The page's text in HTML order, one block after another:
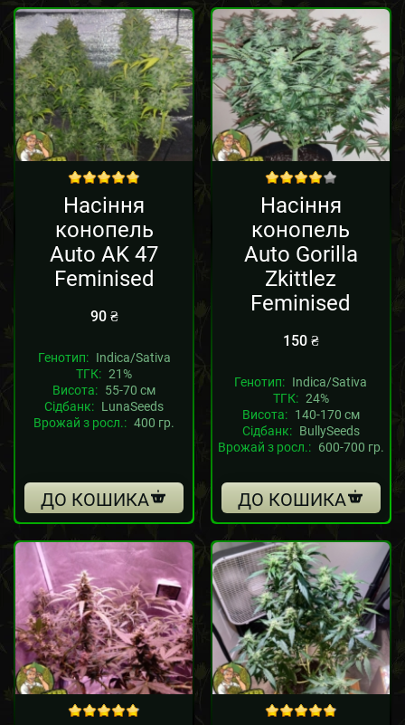
Насіння
конопель
Auto AK 47
Feminised
90 ₴
Генотип: Indica/Sativa
ТГК: 21%
Висота: 55-70 см
Сідбанк: LunaSeeds
Врожай з росл.: 400 гр.
ДО КОШИКА
Насіння
конопель
Auto Gorilla
Zkittlez
Feminised
150 ₴
Генотип: Indica/Sativa
ТГК: 24%
Висота: 140-170 см
Сідбанк: BullySeeds
Врожай з росл.: 600-700 гр.
ДО КОШИКА